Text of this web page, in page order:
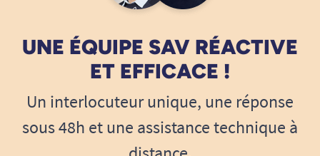
UNE ÉQUIPE SAV RÉACTIVE
ET EFFICACE !
Un interlocuteur unique, une réponse
sous 48h et une assistance technique à